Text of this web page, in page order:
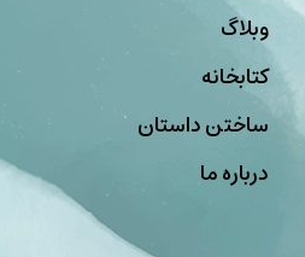
وبلاگ
کتابخانه
ساختن داستان
درباره ما